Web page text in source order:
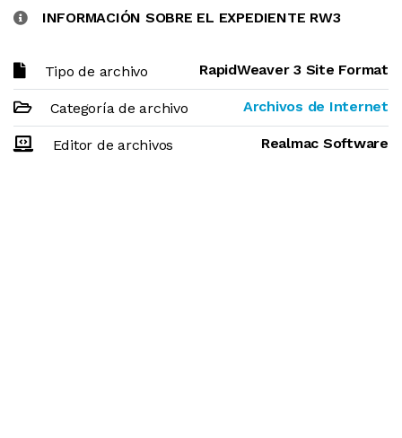
INFORMACIÓN SOBRE EL EXPEDIENTE RW3
Tipo de archivo RapidWeaver 3 Site Format
Categoría de archivo Archivos de Internet
Editor de archivos Realmac Software